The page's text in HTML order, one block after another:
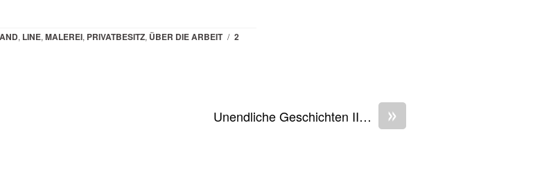
, LINE, MALEREI, PRIVATBESITZ, ÜBER DIE ARBEIT / 2
»
Unendliche Geschichten II…